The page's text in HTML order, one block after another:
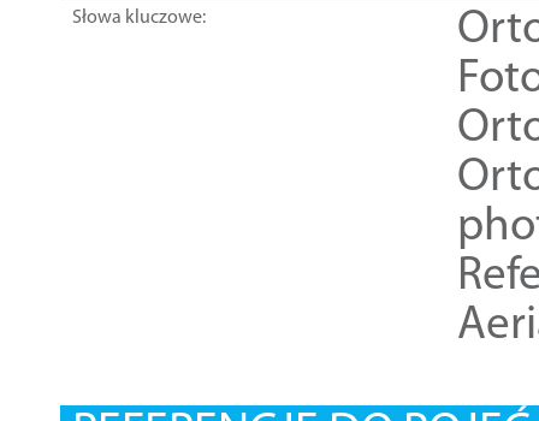
Słowa kluczowe: